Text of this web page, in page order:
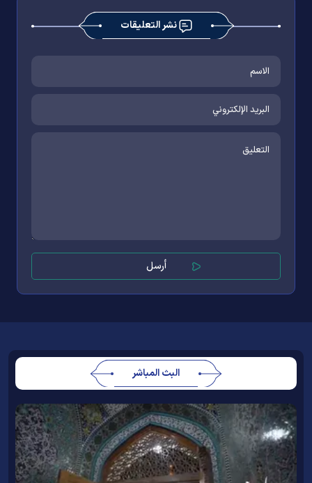
نشر التعليقات
البث المباشر